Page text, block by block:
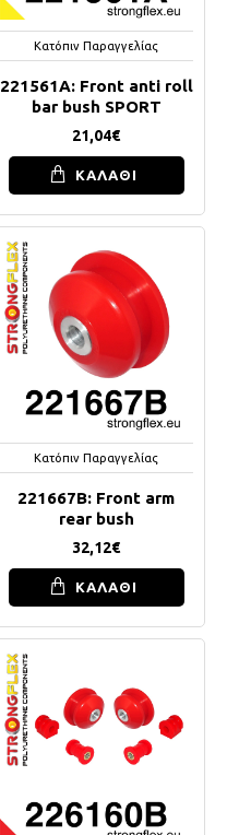
Κατόπιν Παραγγελίας
221561A: Front anti roll
bar bush SPORT
21,04€
ΚΑΛΑΘΙ
Κατόπιν Παραγγελίας
221667B: Front arm
rear bush
32,12€
ΚΑΛΑΘΙ